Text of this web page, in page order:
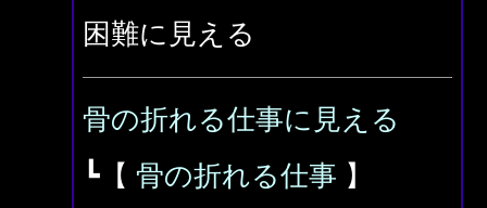
困難に見える
骨の折れる仕事に見える
┗【 骨の折れる仕事 】